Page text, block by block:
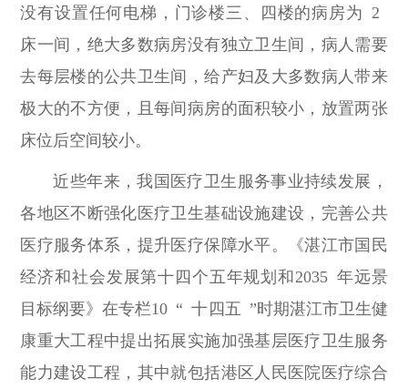
没有设置任何电梯，门诊楼三、四楼的病房为 2
床一间，绝大多数病房没有独立卫生间，病人需要
去每层楼的公共卫生间，给产妇及大多数病人带来
极大的不方便，且每间病房的面积较小，放置两张
床位后空间较小。
近些年来，我国医疗卫生服务事业持续发展，
各地区不断强化医疗卫生基础设施建设，完善公共
医疗服务体系，提升医疗保障水平。《湛江市国民
经济和社会发展第十四个五年规划和2035 年远景
目标纲要》在专栏10 “ 十四五 ”时期湛江市卫生健
康重大工程中提出拓展实施加强基层医疗卫生服务
能力建设工程，其中就包括港区人民医院医疗综合